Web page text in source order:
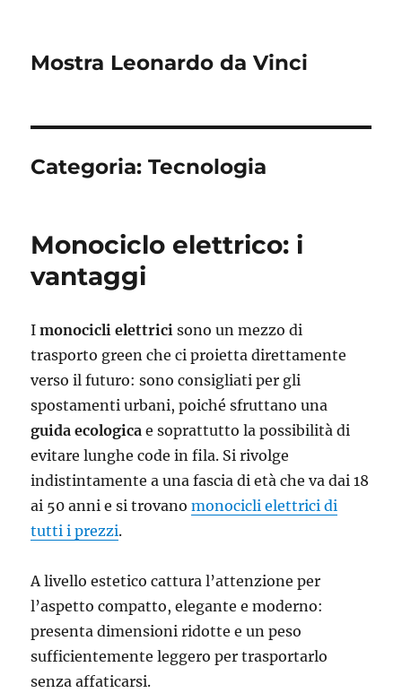
Mostra Leonardo da Vinci
Categoria:Tecnologia
Monociclo elettrico: i
vantaggi
Imonocicli elettrici sono un mezzo di
trasporto green che ci proietta direttamente
verso il futuro: sono consigliati per gli
spostamenti urbani, poiché sfruttano una
guida ecologica e soprattutto la possibilità di
evitare lunghe code in fila. Si rivolge
indistintamente a una fascia di età che va dai 18
ai 50 anni e si trovanomonocicli elettrici di
tutti i prezzi.
A livello estetico cattura l’attenzione per
l’aspetto compatto, elegante e moderno:
presenta dimensioni ridotte e un peso
sufficientemente leggero per trasportarlo
senza affaticarsi.